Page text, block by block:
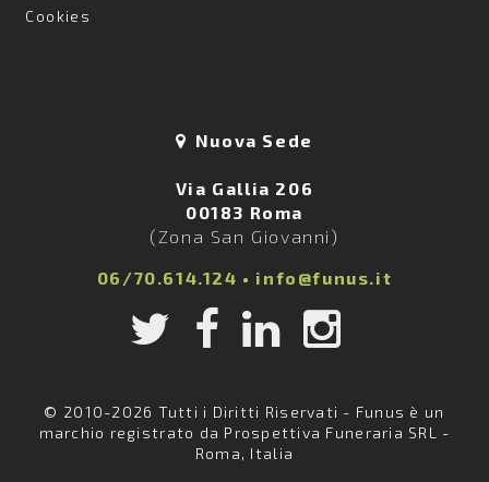
Cookies
Nuova Sede
Via Gallia 206
00183 Roma
(Zona San Giovanni)
06/70.614.124 • info@funus.it
© 2010-2026 Tutti i Diritti Riservati - Funus è un
marchio registrato da Prospettiva Funeraria SRL -
Roma, Italia